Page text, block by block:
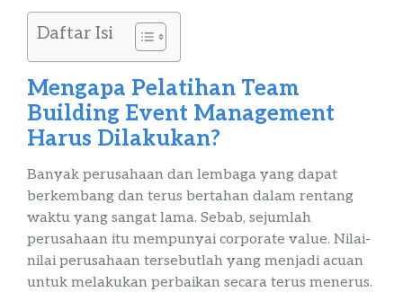
Daftar Isi
Mengapa Pelatihan Team
Building Event Management
Harus Dilakukan?
Banyak perusahaan dan lembaga yang dapat
berkembang dan terus bertahan dalam rentang
waktu yang sangat lama. Sebab, sejumlah
perusahaan itu mempunyai corporate value. Nilai-
nilai perusahaan tersebutlah yang menjadi acuan
untuk melakukan perbaikan secara terus menerus.